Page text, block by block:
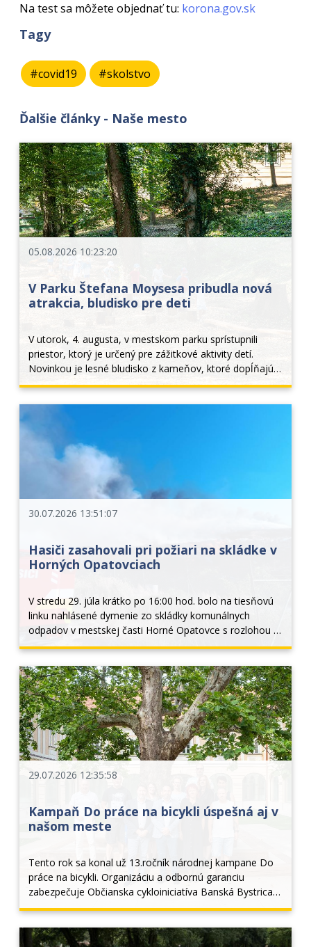
Na test sa môžete objednať tu: korona.gov.sk
Tagy
#covid19 #skolstvo
Ďalšie články - Naše mesto
05.08.2026 10:23:20
V Parku Štefana Moysesa pribudla nová
atrakcia, bludisko pre deti
V utorok, 4. augusta, v mestskom parku sprístupnili
priestor, ktorý je určený pre zážitkové aktivity detí.
Novinkou je lesné bludisko z kameňov, ktoré dopĺňajú
drevené prvky z guľatiny a rôzne drevené lavičky, na
30.07.2026 13:51:07
Hasiči zasahovali pri požiari na skládke v
Horných Opatovciach
V stredu 29. júla krátko po 16:00 hod. bolo na tiesňovú
linku nahlásené dymenie zo skládky komunálnych
odpadov v mestskej časti Horné Opatovce s rozlohou 4
x 4 metre. Prieskumom veliteľa zásahu bolo na mieste
29.07.2026 12:35:58
Kampaň Do práce na bicykli úspešná aj v
našom meste
Tento rok sa konal už 13.ročník národnej kampane Do
práce na bicykli. Organizáciu a odbornú garanciu
zabezpečuje Občianska cykloiniciatíva Banská Bystrica,
hlavným vyhlasovateľom je národný cyklokoordinátor